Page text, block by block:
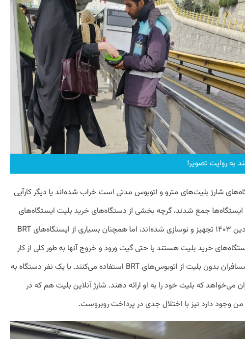
به روایت تصویر!
شارژ بلیت‌های مترو و اتوبوس مدتی است خراب شده‌اند یا دیگر کارآیی
ایستگاه‌ها جمع شدند، گرچه بخشی از دستگاه‌های خرید بلیت ایستگاه‌های
مترو از آغاز فرودین ۱۴۰۳ تجهیز و نوسازی شده‌‌اند، اما همچنان بسیاری از ایستگاه‌های BRT
خرید بلیت هستند یا حتی گیت ورود و خروج آنها به طور کلی از کار
افتاده است و مسافران بدون بلیت از اتوبوس‌های BRT استفاده می‌کنند. یا یک نفر دستگاه به
می‌خواهد که بلیت خود را به او ارائه دهند. شارژ آنلاین بلیت هم که در
من وجود دارد نیز با اختلال جدی در پرداخت روبروست.